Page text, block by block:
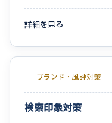
詳細を見る
ブランド・風評対策
検索印象対策